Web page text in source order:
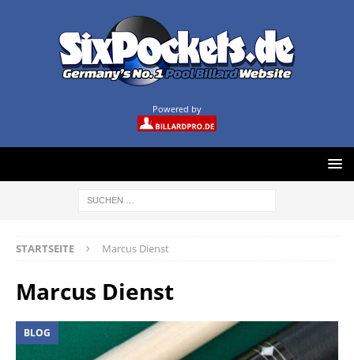
Powered by
STARTSEITE Marcus Dienst
Marcus Dienst
BLOG